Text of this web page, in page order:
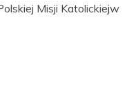
Misji Katolickiejw